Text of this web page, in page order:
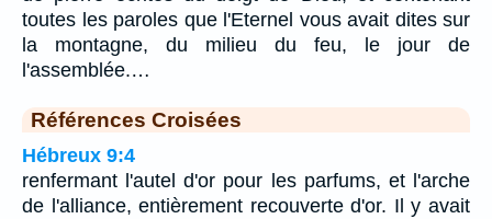
toutes les paroles que l'Eternel vous avait dites sur
la montagne, du milieu du feu, le jour de
l'assemblée.…
Références Croisées
Hébreux 9:4
renfermant l'autel d'or pour les parfums, et l'arche
de l'alliance, entièrement recouverte d'or. Il y avait